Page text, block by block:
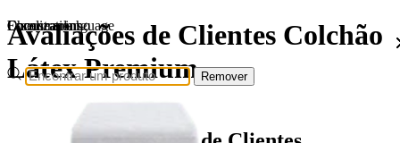
Localizations
Choose a language
Encontrar
Remover
O seu carrinho
Avaliações de Clientes Colchão
Látex Premium